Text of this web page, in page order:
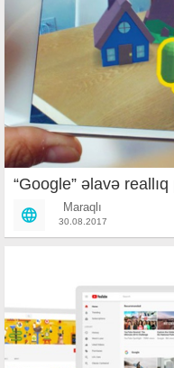
“Google” əlavə
Maraqlı
30.08.2017